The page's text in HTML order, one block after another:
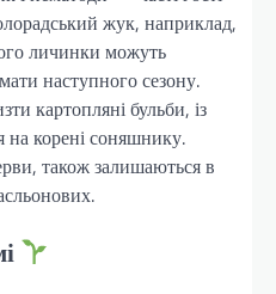
жук, наприклад,
личинки можуть
наступного сезону.
картопляні бульби, із
на корені соняшнику.
також залишаються в